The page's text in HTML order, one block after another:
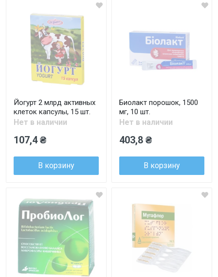
Йогурт 2 млрд активных
клеток капсулы, 15 шт.
Нет в наличии
107,4 ₴
В корзину
Биолакт порошок, 1500
мг, 10 шт.
Нет в наличии
403,8 ₴
В корзину